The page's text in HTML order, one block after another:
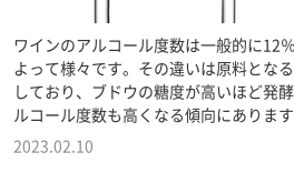
ワインのアルコール度数は一般的に12
よって様々です。その違いは原料とな
しており、ブドウの糖度が高いほど発
ルコール度数も高くなる傾向にあります
2023.02.10